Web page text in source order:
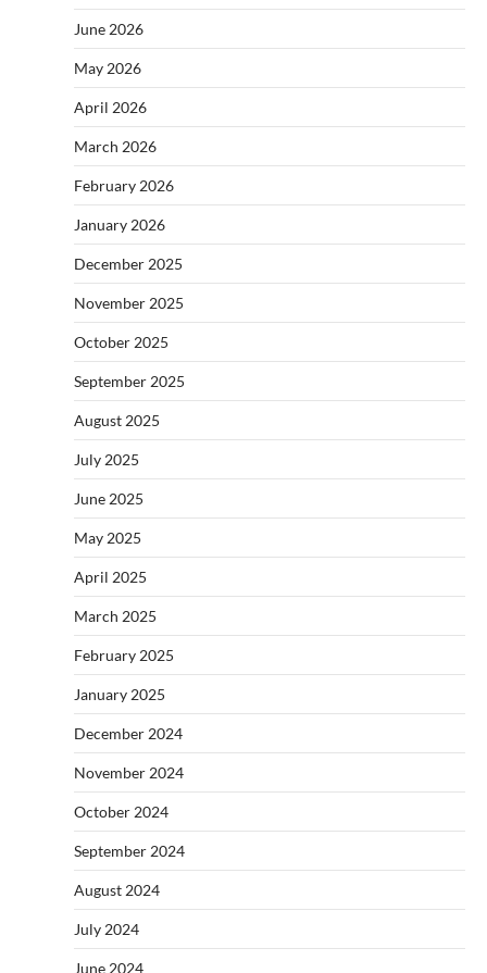
June 2026
May 2026
April 2026
March 2026
February 2026
January 2026
December 2025
November 2025
October 2025
September 2025
August 2025
July 2025
June 2025
May 2025
April 2025
March 2025
February 2025
January 2025
December 2024
November 2024
October 2024
September 2024
August 2024
July 2024
June 2024